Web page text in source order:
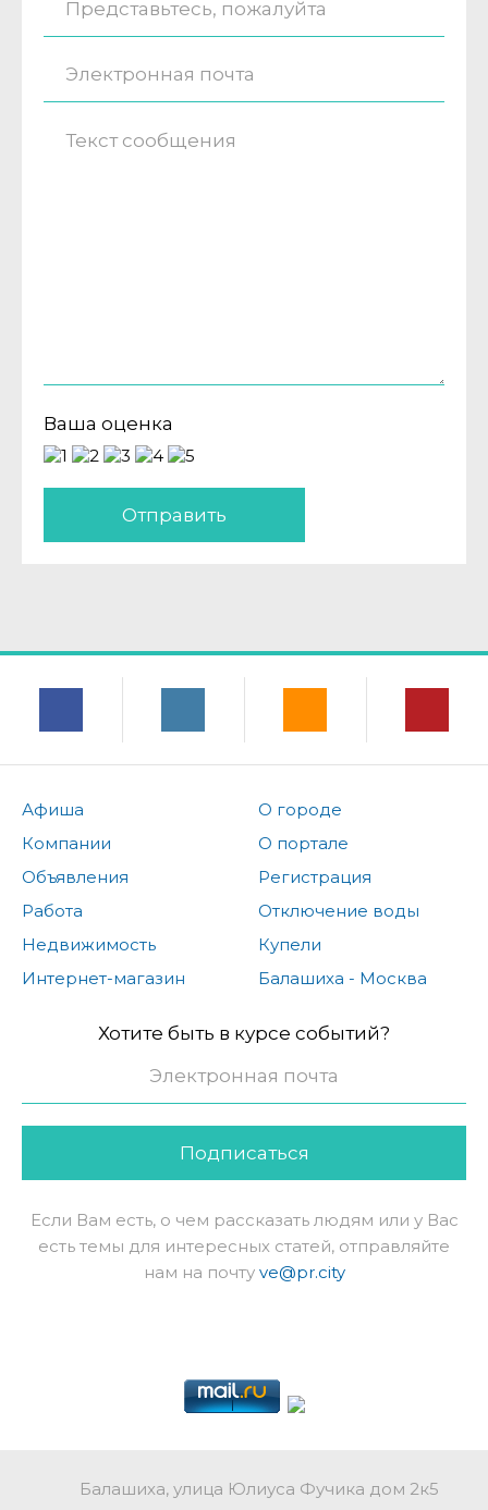
Ваша оценка
Отправить
Афиша
Компании
Объявления
Работа
Недвижимость
Интернет-магазин
О городе
О портале
Регистрация
Отключение воды
Купели
Балашиха - Москва
Хотите быть в курсе событий?
Подписаться
Если Вам есть, о чем рассказать людям или у Вас
есть темы для интересных статей, отправляйте
нам на почту ve@pr.city
Балашиха, улица Юлиуса Фучика дом 2к5